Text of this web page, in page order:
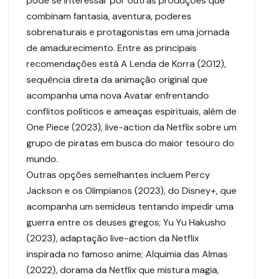
combinam fantasia, aventura, poderes
sobrenaturais e protagonistas em uma jornada
de amadurecimento. Entre as principais
recomendações está A Lenda de Korra (2012),
sequência direta da animação original que
acompanha uma nova Avatar enfrentando
conflitos políticos e ameaças espirituais, além de
One Piece (2023), live-action da Netflix sobre um
grupo de piratas em busca do maior tesouro do
mundo.
Outras opções semelhantes incluem Percy
Jackson e os Olimpianos (2023), do Disney+, que
acompanha um semideus tentando impedir uma
guerra entre os deuses gregos; Yu Yu Hakusho
(2023), adaptação live-action da Netflix
inspirada no famoso anime; Alquimia das Almas
(2022), dorama da Netflix que mistura magia,